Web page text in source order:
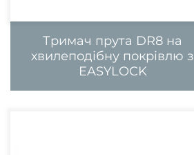
Тримач прута DR8 на
хвилеподібну покрівлю з
EASYLOCK